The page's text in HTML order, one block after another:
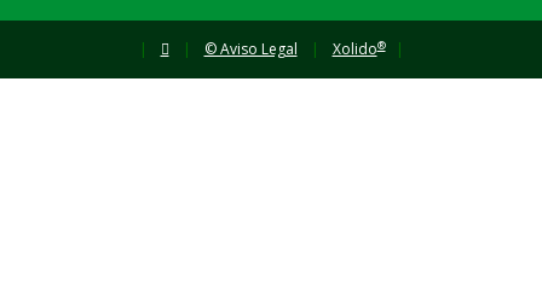
| | © Aviso Legal | Xolido® |